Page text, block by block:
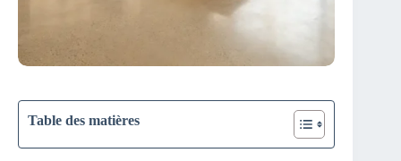
Table des matières